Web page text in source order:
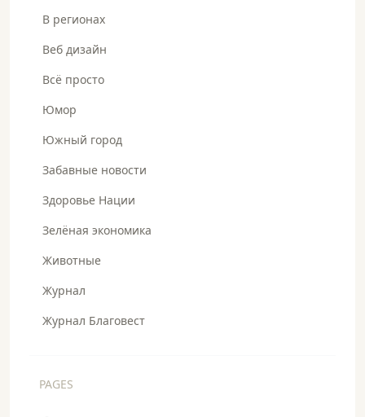
В регионах
Веб дизайн
Всё просто
Юмор
Южный город
Забавные новости
Здоровье Нации
Зелёная экономика
Животные
Журнал
Журнал Благовест
PAGES